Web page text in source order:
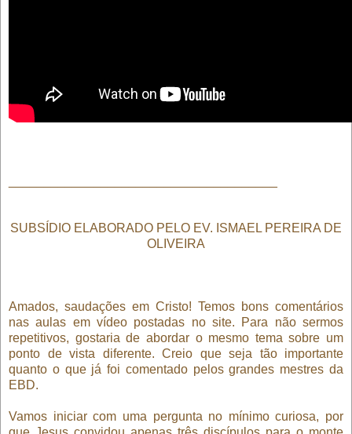
SUBSÍDIO ELABORADO PELO EV. ISMAEL PEREIRA DE
OLIVEIRA
Amados, saudações em Cristo! Temos bons comentários
nas aulas em vídeo postadas no site. Para não sermos
repetitivos, gostaria de abordar o mesmo tema sobre um
ponto de vista diferente. Creio que seja tão importante
quanto o que já foi comentado pelos grandes mestres da
EBD.
Vamos iniciar com uma pergunta no mínimo curiosa, por